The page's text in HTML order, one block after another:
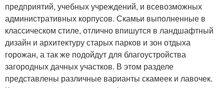
предприятий, учебных учреждений, и всевозможных
административных корпусов. Скамьи выполненные в
классическом стиле, отлично впишутся в ландшафтный
дизайн и архитектуру старых парков и зон отдыха
горожан, а так же подойдут для благоустройства
загородных дачных участков. В этом разделе
представлены различные варианты скамеек и лавочек.